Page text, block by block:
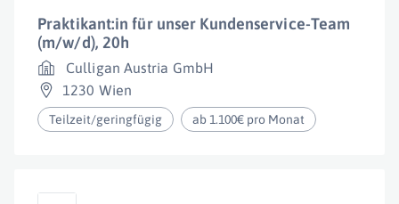
Praktikant:in für unser Kundenservice-Team
(m/w/d), 20h
Culligan Austria GmbH
1230 Wien
Teilzeit/geringfügig ab 1.100€ pro Monat